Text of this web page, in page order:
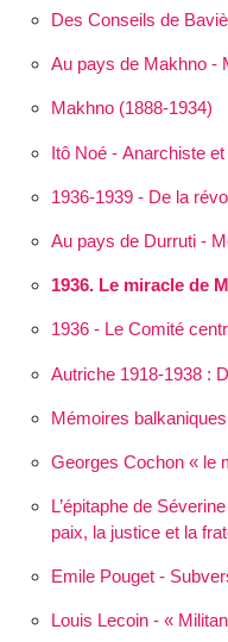
Des Conseils de
Au pays de Makhno -
Makhno (1888-1934)
Itô Noé - Anarchiste
1936-1939 - De la
Au pays de Durruti -
1936. Le miracle de
1936 - Le Comité
Autriche 1918-1938 :
Mémoires
Georges Cochon « le
L’épitaphe de Séverine
paix, la justice et la
Emile Pouget -
Louis Lecoin - «